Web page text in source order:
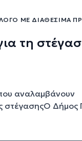
ΜΕ ΔΙΑΘΈΣΙΜΑ
τη
αναλαμβάνουν
στέγασηςΟ Δήμος